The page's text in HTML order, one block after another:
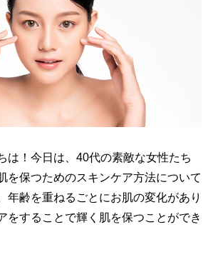
は！今日は、40代の素敵な女性たち
を保つためのスキンケア方法について
年齢を重ねるごとにお肌の変化があり
をすることで輝く肌を保つことができ